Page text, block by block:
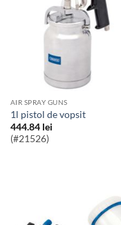
AIR SPRAY GUNS
1l pistol de vopsit
444.84 lei
(#21526)